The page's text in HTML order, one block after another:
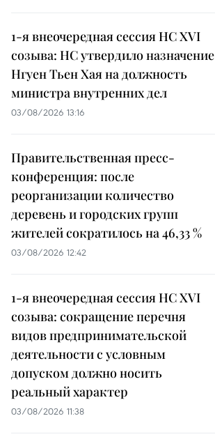
1-я внеочередная сессия НС XVI
созыва: НС утвердило назначение
Нгуен Тьен Хая на должность
министра внутренних дел
03/08/2026 13:16
Правительственная пресс-
конференция: после
реорганизации количество
деревень и городских групп
жителей сократилось на 46,33 %
03/08/2026 12:42
1-я внеочередная сессия НС XVI
созыва: сокращение перечня
видов предпринимательской
деятельности с условным
допуском должно носить
реальный характер
03/08/2026 11:38